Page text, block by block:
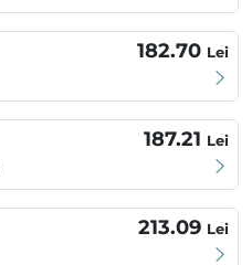
182.70 Lei
187.21 Lei
213.09 Lei